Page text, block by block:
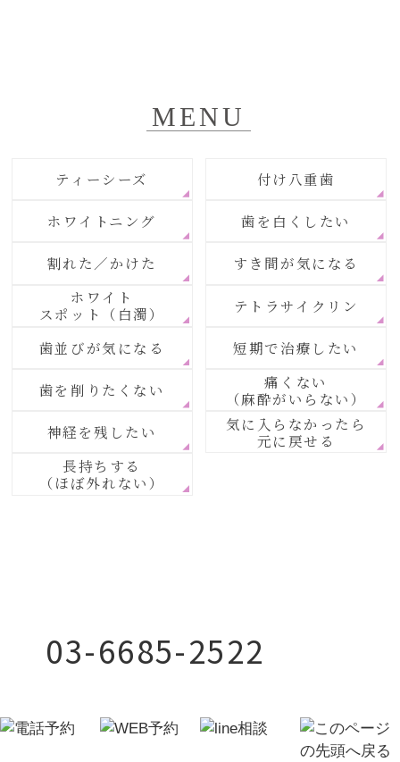
MENU
ティーシーズ 付け八重歯
ホワイトニング 歯を白くしたい
割れた／かけた
すき間が気になる
ホワイト
スポット（白濁）
テトラサイクリン
歯並びが気になる 短期で治療したい
歯を削りたくない
痛くない
（麻酔がいらない）
神経を残したい
気に入らなかったら
元に戻せる
長持ちする
（ほぼ外れない）
03-6685-2522